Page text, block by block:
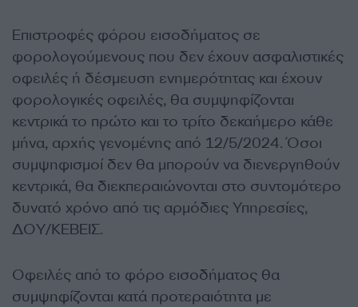
Επιστροφές φόρου εισοδήματος σε
φορολογούμενους που δεν έχουν ασφαλιστικές
οφειλές ή δέσμευση ενημερότητας και έχουν
φορολογικές οφειλές, θα συμψηφίζονται
κεντρικά το πρώτο και το τρίτο δεκαήμερο κάθε
μήνα, αρχής γενομένης από 12/5/2024. Όσοι
συμψηφισμοί δεν θα μπορούν να διενεργηθούν
κεντρικά, θα διεκπεραιώνονται στο συντομότερο
δυνατό χρόνο από τις αρμόδιες Υπηρεσίες,
ΔΟΥ/ΚΕΒΕΙΣ.
Οφειλές από το φόρο εισοδήματος θα
συμψηφίζονται κατά προτεραιότητα με